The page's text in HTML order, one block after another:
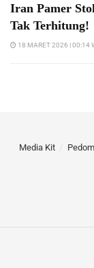
Iran Pamer
Tak Terhitung!
18 MARET 2026 | 00:14
Media Kit